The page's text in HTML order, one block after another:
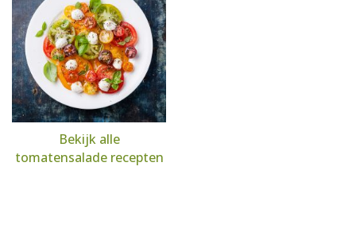
Bekijk alle
tomatensalade recepten